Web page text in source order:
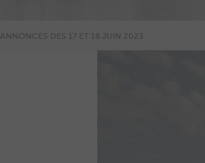
ANNONCES DES 17 ET 18 JUIN 2023